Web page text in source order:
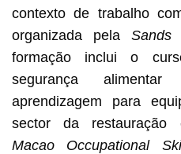
contexto de trabalho
organizada pela Sands
formação inclui o
segurança
aprendizagem para
sector da restauração
Macao Occupational